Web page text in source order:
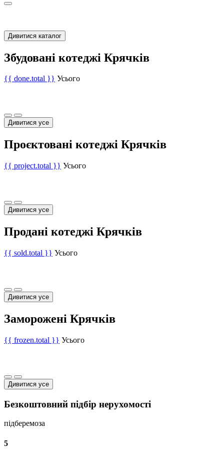
Дивитися каталог
Збудовані котеджі Крячків
{{ done.total }} Усього
Дивитися усе
Проєктовані котеджі Крячків
{{ project.total }} Усього
Дивитися усе
Продані котеджі Крячків
{{ sold.total }} Усього
Дивитися усе
Заморожені Крячків
{{ frozen.total }} Усього
Дивитися усе
Безкоштовний підбір нерухомості
підберемоза
5